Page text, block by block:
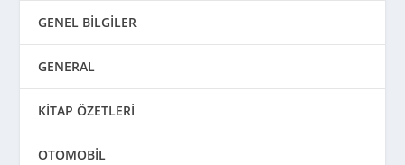
GENEL BİLGİLER
GENERAL
KİTAP ÖZETLERİ
OTOMOBİL